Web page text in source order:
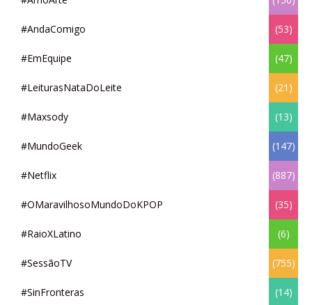
#AndaComigo (53)
#EmEquipe (47)
#LeiturasNataDoLeite (21)
#Maxsody (13)
#MundoGeek (147)
#Netflix (887)
#OMaravilhosoMundoDoKPOP (35)
#RaioXLatino (6)
#SessãoTV (755)
#SinFronteras (14)